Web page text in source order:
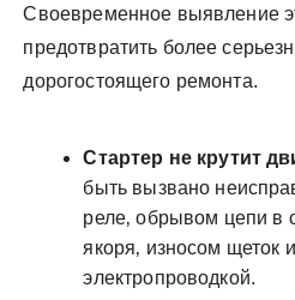
Своевременное выявление
предотвратить более
дорогостоящего ремонта.
Стартер не крутит
быть вызвано
реле‚ обрывом цепи в
якоря‚ износом щеток
электропроводкой.